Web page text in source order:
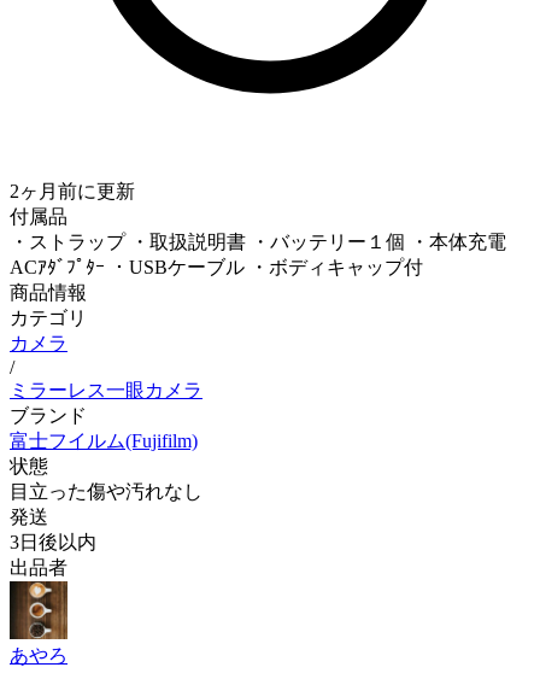
2ヶ月前に更新
付属品
・ストラップ ・取扱説明書 ・バッテリー１個 ・本体充電
ACｱﾀﾞﾌﾟﾀｰ ・USBケーブル ・ボディキャップ付
商品情報
カテゴリ
カメラ
/
ミラーレス一眼カメラ
ブランド
富士フイルム(Fujifilm)
状態
目立った傷や汚れなし
発送
3日後以内
出品者
あやろ